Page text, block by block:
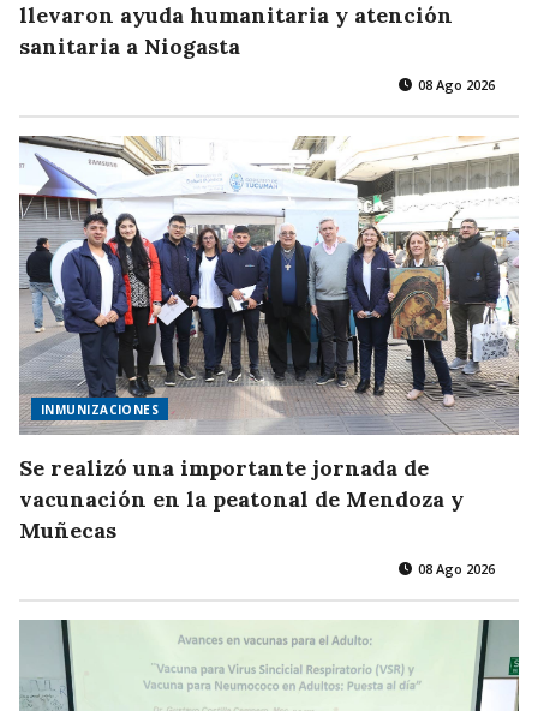
llevaron ayuda humanitaria y atención
sanitaria a Niogasta
08 Ago 2026
INMUNIZACIONES
Se realizó una importante jornada de
vacunación en la peatonal de Mendoza y
Muñecas
08 Ago 2026